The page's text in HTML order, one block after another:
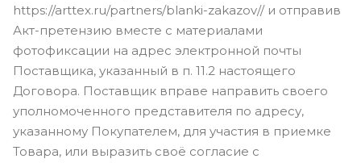
https://arttex.ru/partners/blanki-zakazov// и отправив
Акт-претензию вместе с материалами
фотофиксации на адрес электронной почты
Поставщика, указанный в п. 11.2 настоящего
Договора. Поставщик вправе направить своего
уполномоченного представителя по адресу,
указанному Покупателем, для участия в приемке
Товара, или выразить своё согласие с